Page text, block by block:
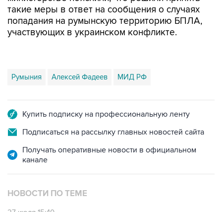
такие меры в ответ на сообщения о случаях
попадания на румынскую территорию БПЛА,
участвующих в украинском конфликте.
Румыния Алексей Фадеев МИД РФ
Купить подписку на профессиональную ленту
Подписаться на рассылку главных новостей сайта
Получать оперативные новости в официальном
канале
НОВОСТИ ПО ТЕМЕ